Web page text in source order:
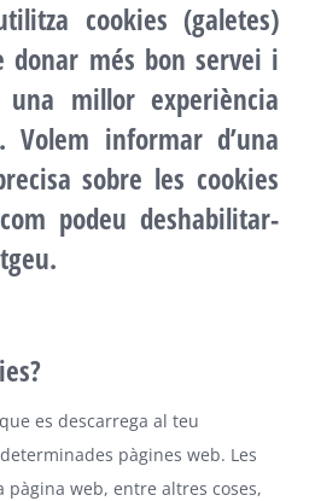
cookies (galetes)
donar més bon servei i
una millor experiència
Volem informar d’una
sobre les cookies
podeu deshabilitar-
es descarrega al teu
pàgines web. Les
pàgina web, entre altres coses,